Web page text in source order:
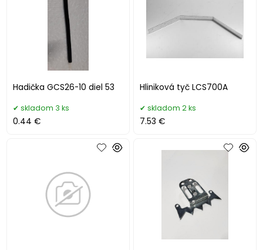
Hadička GCS26-10 diel 53
skladom 3 ks
0.44 €
Hliniková tyč LCS700A
skladom 2 ks
7.53 €